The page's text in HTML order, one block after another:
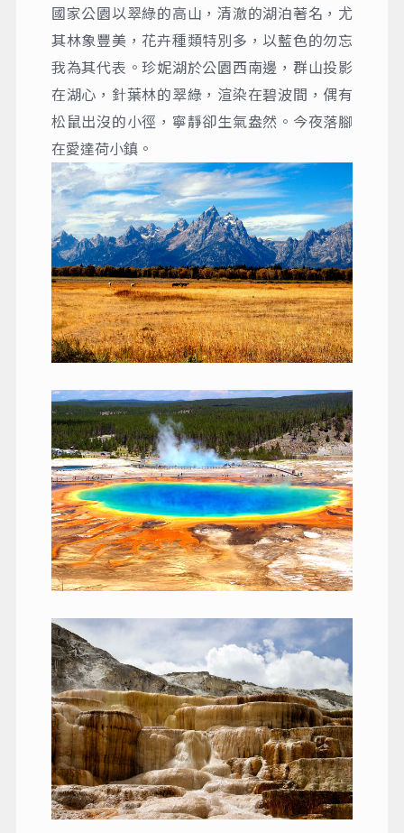
國家公園以翠綠的高山，清澈的湖泊著名，尤
其林象豐美，花卉種類特別多，以藍色的勿忘
我為其代表。珍妮湖於公園西南邊，群山投影
在湖心，針葉林的翠綠，渲染在碧波間，偶有
松鼠出沒的小徑，寧靜卻生氣盎然。今夜落腳
在愛達荷小鎮。